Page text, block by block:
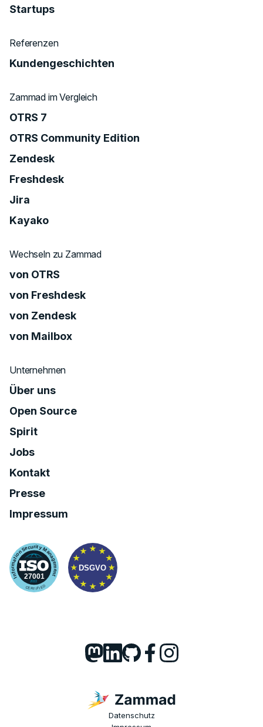
Startups
Referenzen
Kundengeschichten
Zammad im Vergleich
OTRS 7
OTRS Community Edition
Zendesk
Freshdesk
Jira
Kayako
Wechseln zu Zammad
von OTRS
von Freshdesk
von Zendesk
von Mailbox
Unternehmen
Über uns
Open Source
Spirit
Jobs
Kontakt
Presse
Impressum
Datenschutz